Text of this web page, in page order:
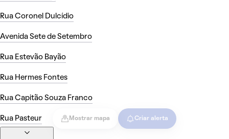
Mostrar mapa Criar alerta
Rua Coronel Dulcídio
Avenida Sete de Setembro
Rua Estevão Bayão
Rua Hermes Fontes
Rua Capitão Souza Franco
Rua Pasteur